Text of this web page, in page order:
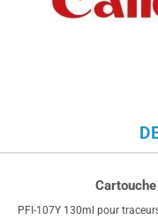
PFI-107Y 130ml pour